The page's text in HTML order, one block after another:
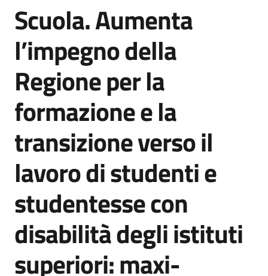
Agenzia
di
informazione
e
comunicazione
Seguici
su
Salta al contenuto
Scuola. Aumenta
l’impegno della
Regione per la
formazione e la
transizione verso il
lavoro di studenti e
studentesse con
disabilità degli istituti
superiori: maxi-